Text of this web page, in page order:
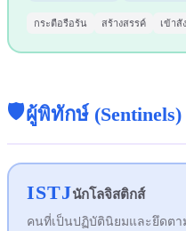
กระตือรือร้น สร้างสรรค์ เข้าสั
🛡️ผู้พิทักษ์ (Sentinels)
ISTJนักโลจิสติกส์
คนที่เป็นปฏิบัตินิยมและยึดตา